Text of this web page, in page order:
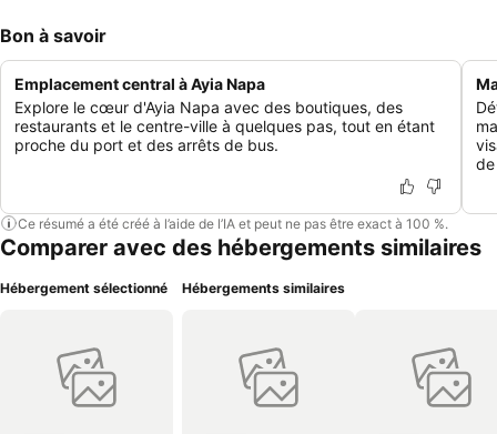
Bon à savoir
Emplacement central à Ayia Napa
Explore le cœur d'Ayia Napa avec des boutiques, des
restaurants et le centre-ville à quelques pas, tout en étant
proche du port et des arrêts de bus.
Ce résumé a été créé à l’aide de l’IA et peut ne pas être exact à 100 %.
Comparer avec des hébergements similaires
Hébergement sélectionné Hébergements similaires